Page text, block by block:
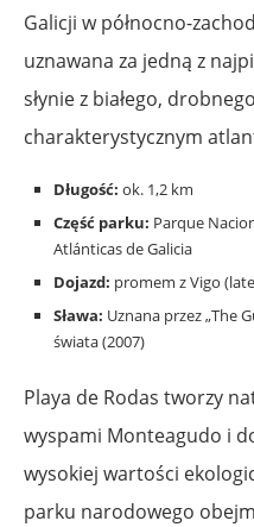
Galicji w północno-
uznawana za jedną z
słynie z białego,
charakterystycznym
Długość: ok. 1,2 km
Część parku: Parque
Atlánticas de Galicia
Dojazd: promem z Vigo
Sława: Uznana przez „The
świata (2007)
Playa de Rodas tworzy
wyspami Monteagudo i
wysokiej wartości
parku narodowego